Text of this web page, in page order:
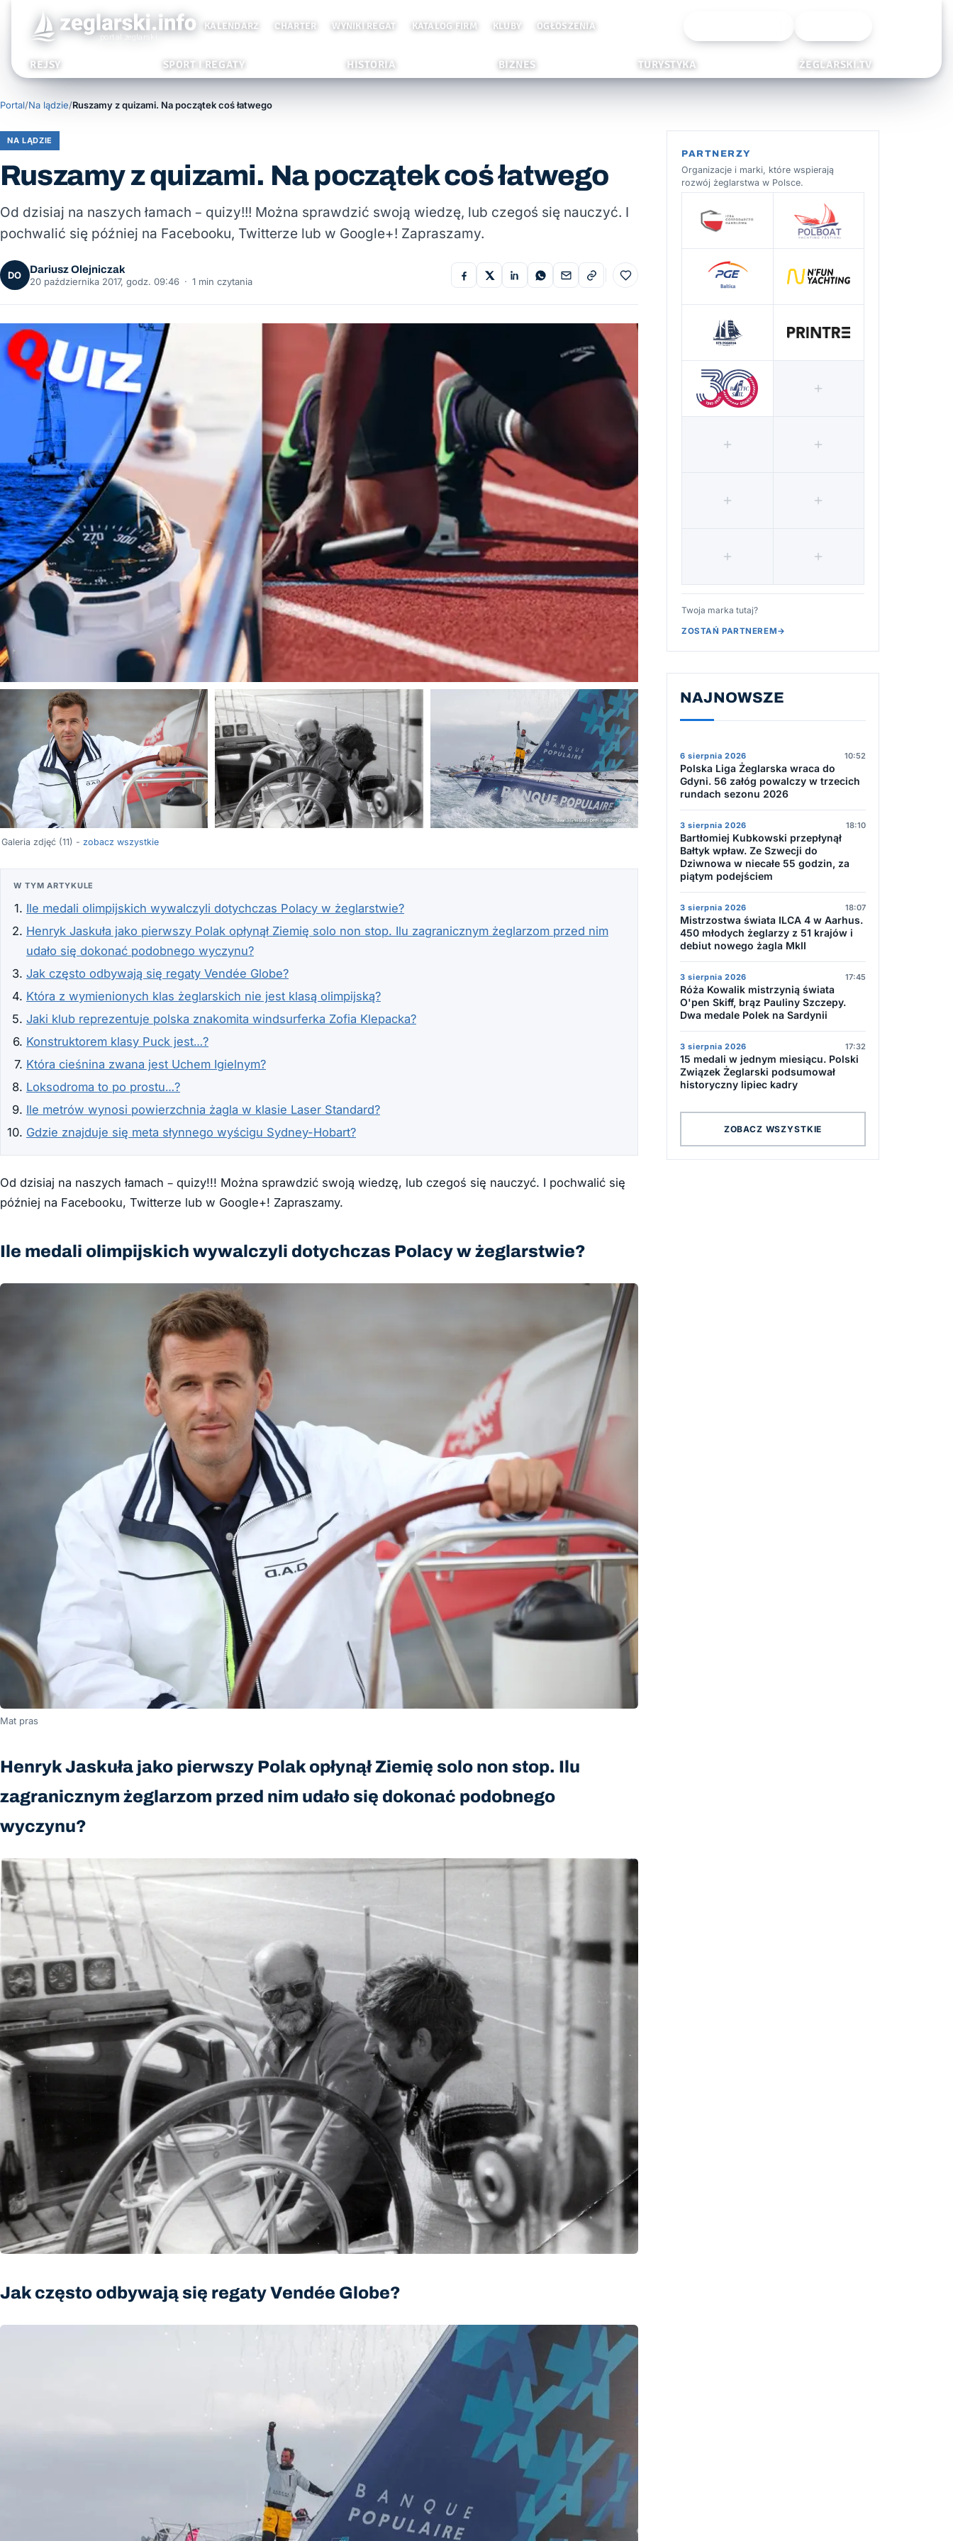
KALENDARZ CHARTER WYNIKI REGAT KATALOG FIRM KLUBY OGŁOSZENIA
REJSY SPORT I REGATY HISTORIA BIZNES TURYSTYKA ŻEGLARSKI.TV
Portal/Na lądzie/Ruszamy z quizami. Na początek coś łatwego
NA LĄDZIE
Ruszamy z quizami. Na początek coś łatwego
Od dzisiaj na naszych łamach – quizy!!! Można sprawdzić swoją wiedzę, lub czegoś się nauczyć. I
pochwalić się później na Facebooku, Twitterze lub w Google+! Zapraszamy.
DO
Dariusz Olejniczak
20 października 2017, godz. 09:46 · 1 min czytania Do ulubionych
Galeria zdjęć (11) - zobacz wszystkie
W TYM ARTYKULE
Ile medali olimpijskich wywalczyli dotychczas Polacy w żeglarstwie?
Henryk Jaskuła jako pierwszy Polak opłynął Ziemię solo non stop. Ilu zagranicznym żeglarzom przed nim
udało się dokonać podobnego wyczynu?
Jak często odbywają się regaty Vendée Globe?
Która z wymienionych klas żeglarskich nie jest klasą olimpijską?
Jaki klub reprezentuje polska znakomita windsurferka Zofia Klepacka?
Konstruktorem klasy Puck jest…?
Która cieśnina zwana jest Uchem Igielnym?
Loksodroma to po prostu…?
Ile metrów wynosi powierzchnia żagla w klasie Laser Standard?
Gdzie znajduje się meta słynnego wyścigu Sydney-Hobart?
Od dzisiaj na naszych łamach – quizy!!! Można sprawdzić swoją wiedzę, lub czegoś się nauczyć. I pochwalić się
później na Facebooku, Twitterze lub w Google+! Zapraszamy.
Ile medali olimpijskich wywalczyli dotychczas Polacy w żeglarstwie?
Mat pras
Henryk Jaskuła jako pierwszy Polak opłynął Ziemię solo non stop. Ilu
zagranicznym żeglarzom przed nim udało się dokonać podobnego
wyczynu?
Jak często odbywają się regaty Vendée Globe?
PARTNERZY
Organizacje i marki, które wspierają
rozwój żeglarstwa w Polsce.
Twoja marka tutaj?
ZOSTAŃ PARTNEREM→
NAJNOWSZE
6 sierpnia 2026 10:52
Polska Liga Żeglarska wraca do
Gdyni. 56 załóg powalczy w trzecich
rundach sezonu 2026
3 sierpnia 2026 18:10
Bartłomiej Kubkowski przepłynął
Bałtyk wpław. Ze Szwecji do
Dziwnowa w niecałe 55 godzin, za
piątym podejściem
3 sierpnia 2026 18:07
Mistrzostwa świata ILCA 4 w Aarhus.
450 młodych żeglarzy z 51 krajów i
debiut nowego żagla MkII
3 sierpnia 2026 17:45
Róża Kowalik mistrzynią świata
O'pen Skiff, brąz Pauliny Szczepy.
Dwa medale Polek na Sardynii
3 sierpnia 2026 17:32
15 medali w jednym miesiącu. Polski
Związek Żeglarski podsumował
historyczny lipiec kadry
ZOBACZ WSZYSTKIE